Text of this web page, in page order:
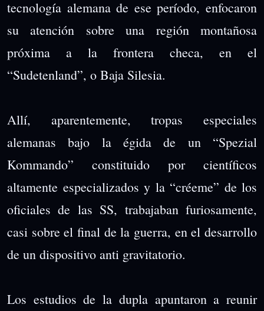
tecnología alemana de ese período, enfocaron
su atención sobre una región montañosa
próxima a la frontera checa, en el
“Sudetenland”, o Baja Silesia.
Allí, aparentemente, tropas especiales
alemanas bajo la égida de un “Spezial
Kommando” constituido por científicos
altamente especializados y la “créeme” de los
oficiales de las SS, trabajaban furiosamente,
casi sobre el final de la guerra, en el desarrollo
de un dispositivo anti gravitatorio.
Los estudios de la dupla apuntaron a reunir